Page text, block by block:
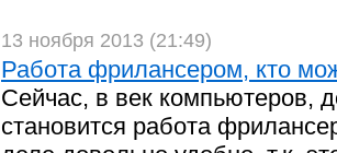
13 ноября 2013 (21:49)
Работа фрилансером, кто
Сейчас, в век компьютеров,
становится работа